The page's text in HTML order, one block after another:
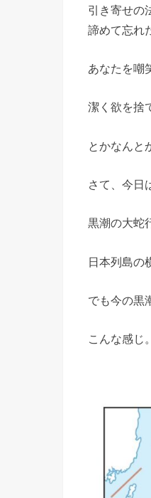
引き寄せの
諦めて忘れ
あなたを嘲
潔く欲を捨
とかなんと
さて、今日
黒潮の大蛇
日本列島の
でも今の黒
こんな感じ。